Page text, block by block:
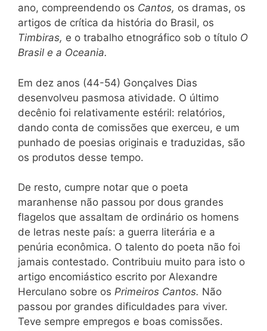
ano, compreendendo os Cantos, os dramas, os
artigos de crítica da história do Brasil, os
Timbiras, e o trabalho etnográfico sob o título O
Brasil e a Oceania.
Em dez anos (44-54) Gonçalves Dias
desenvolveu pasmosa atividade. O último
decênio foi relativamente estéril: relatórios,
dando conta de comissões que exerceu, e um
punhado de poesias originais e traduzidas, são
os produtos desse tempo.
De resto, cumpre notar que o poeta
maranhense não passou por dous grandes
flagelos que assaltam de ordinário os homens
de letras neste país: a guerra literária e a
penúria econômica. O talento do poeta não foi
jamais contestado. Contribuiu muito para isto o
artigo encomiástico escrito por Alexandre
Herculano sobre os Primeiros Cantos. Não
passou por grandes dificuldades para viver.
Teve sempre empregos e boas comissões.